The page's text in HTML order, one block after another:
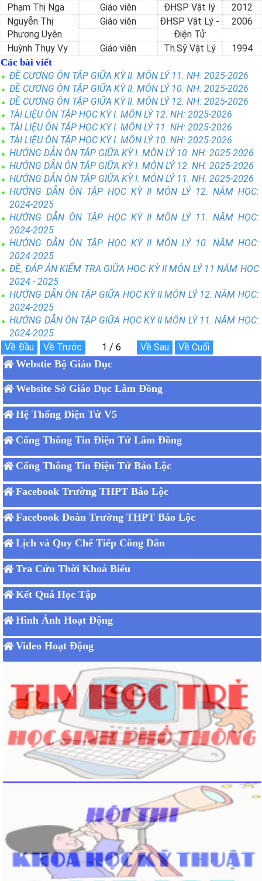
Phạm Thị Nga
Giáo viên ĐHSP Vật lý
2012
Nguyễn Thị
Phương Uyên
Giáo viên
ĐHSP Vật Lý -
Điện Tử
2006
Huỳnh Thụy Vy Giáo viên Th.Sỹ Vật Lý
1994
Các bài viết
ĐỀ CƯƠNG ÔN TẬP GIỮA KỲ II. MÔN LÝ 11. NH: 2025-2026
ĐỀ CƯƠNG ÔN TẬP GIỮA KỲ II. MÔN LÝ 10. NH: 2025-2026
ĐỀ CƯƠNG ÔN TẬP GIỮA KỲ II. MÔN LÝ 12. NH: 2025-2026
TÀI LIỆU ÔN TẬP HỌC KỲ I. MÔN LÝ 12. NH: 2025-2026
TÀI LIỆU ÔN TẬP HỌC KỲ I. MÔN LÝ 11. NH: 2025-2026
TÀI LIỆU ÔN TẬP HỌC KỲ I. MÔN LÝ 10. NH: 2025-2026
HƯỚNG DẪN ÔN TẬP GIỮA KỲ I. MÔN LÝ 10. NH: 2025-2026
HƯỚNG DẪN ÔN TẬP GIỮA KỲ I. MÔN LÝ 12. NH: 2025-2026
HƯỚNG DẪN ÔN TẬP GIỮA KỲ I. MÔN LÝ 11. NH: 2025-2026
HƯỚNG DẪN ÔN TẬP HỌC KỲ II MÔN LÝ 12. NĂM HỌC:
2024-2025
HƯỚNG DẪN ÔN TẬP HỌC KỲ II MÔN LÝ 11. NĂM HỌC:
2024-2025
HƯỚNG DẪN ÔN TẬP HỌC KỲ II MÔN LÝ 10. NĂM HỌC:
2024-2025
ĐỀ, ĐÁP ÁN KIỂM TRA GIỮA HỌC KỲ II MÔN LÝ 11 NĂM HỌC
2024 - 2025
HƯỚNG DẪN ÔN TẬP GIỮA HỌC KỲ II MÔN LÝ 12. NĂM HỌC:
2024-2025
HƯỚNG DẪN ÔN TẬP GIỮA HỌC KỲ II MÔN LÝ 11. NĂM HỌC:
2024-2025
Webstie Bộ Giáo Dục
Website Sở Giáo Dục Lâm Đồng
Hệ Thống Điện Tử V5
Cổng Thông Tin Điện Tử Lâm Đồng
Cổng Thông Tin Điện Tử Bảo Lộc
Facebook Trường THPT Bảo Lộc
Facebook Đoàn Trường THPT Bảo Lộc
Lịch và Quy Chế Tiếp Công Dân
Tra Cứu Thời Khoá Biểu
Kết Quả Học Tập
Hình Ảnh Hoạt Động
Video Hoạt Động